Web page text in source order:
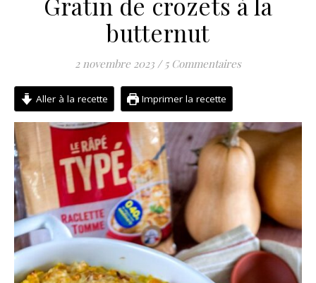
butternut
2 novembre 2023 / 5 Commentaires
Aller à la recette Imprimer la recette